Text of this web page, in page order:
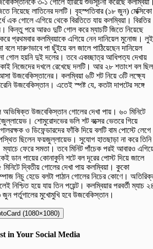
৩-১ গোলে হারিয়ে শুভসূচনা করেছে
নিয়েছে লাতিনের দলটি। বৃহস্পতিবার (১৮ জুন) মেক্সিকো
এক গোলে এগিয়ে থেকে বিরতিতে যায় কলম্বিয়া। বিরতির
কিন্তু পরে আরও দুটি গোল করে ম্যাচটি জিতে নিয়েছে
প্রথমবার কলম্বিয়াকে এগিয়ে নেন দানিয়েল মুনোজ।
বলে দারুণভাবে পা ছুঁইয়ে বল জালে পাঠিয়েছেন দানিয়েল
গোল হয়নি দুই দলের। তবে একচ্ছাত্র আধিপত্য দেখায়
নিজেদের দখলে রেখেছে দলটি। আর ২৮ শতাংশ বল ছিল
উজবেকিস্তানের। কলম্বিয়া ৬টি শট নিয়ে ৩টি লক্ষ্যে
উজবেকিস্তান। এতেই স্পষ্ট যে, কতটা দাপটের সঙ্গে
অভিষিক্ত উজবেকিস্তান গোলের দেখা পায়। ৬০ মিনিটে
শোমুরোদভের ভলি শট বক্সের ভেতরে গিয়ে
ও ডিফেন্ডারদের ফাঁকি দিয়ে বলটি বাম পোস্টে লেগে
ছিলেন ফয়জুল্লায়েভ। সুযোগ হাতছাড়া না করে তিনি
ম্যাচে ফেরে সমতা। তবে মিনিট পাঁচেক পরই আবারও
ডান পায়ের কোনাকুনি শটে বল দূরের পোস্ট দিয়ে জালে
দ্বিতীয় গোলের দেখা পায় কলম্বিয়া। কুকো
কাম্পাজ নিচু হেডে বলটা পাঠান গোলের নিচের কোণে।
নিশ্চিত হয়ে যায় তিন পয়েন্ট। কলম্বিয়ার পরবর্তী ম্যাচ
পর্তুগালের মুখোমুখি হবে উজবেকিস্তান।
(1080×1080)
in Your Social Media